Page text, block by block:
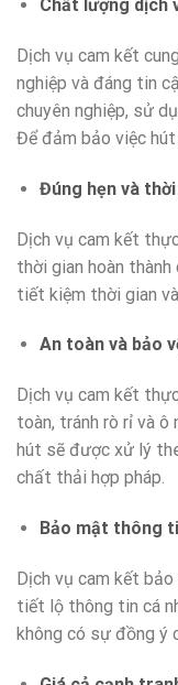
Chất lượng dịch
Dịch vụ cam kết
nghiệp và đáng tin
chuyên nghiệp, sử
Để đảm bảo việc hút
Đúng hẹn và
Dịch vụ cam kết
thời gian hoàn
tiết kiệm thời gian
An toàn và bảo
Dịch vụ cam kết
toàn, tránh rò rỉ và
hút sẽ được xử lý
chất thải hợp pháp.
Bảo mật thông
Dịch vụ cam kết
tiết lộ thông tin cá
không có sự đồng ý